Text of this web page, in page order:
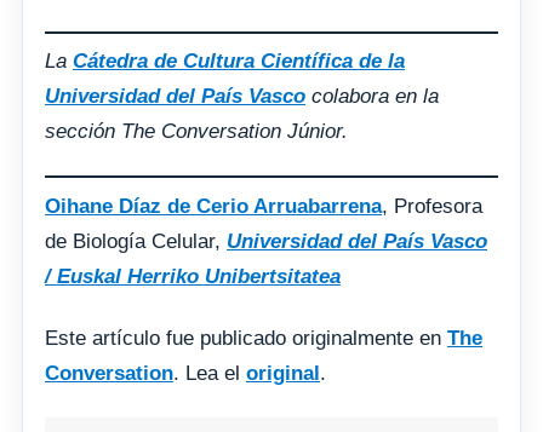
La Cátedra de Cultura Científica de la
Universidad del País Vasco colabora en la
sección The Conversation Júnior.
Oihane Díaz de Cerio Arruabarrena, Profesora
de Biología Celular, Universidad del País Vasco
/ Euskal Herriko Unibertsitatea
Este artículo fue publicado originalmente en The
Conversation. Lea el original.